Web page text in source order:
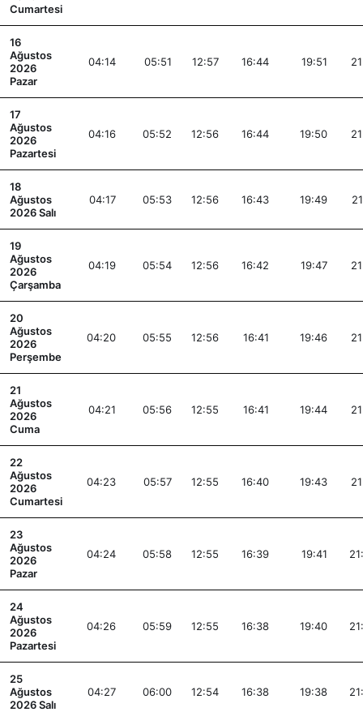
Cumartesi
16
Ağustos
2026
Pazar
04:14 05:51 12:57 16:44 19:51
17
Ağustos
2026
Pazartesi
04:16 05:52 12:56 16:44 19:50
18
Ağustos
2026 Salı
04:17 05:53 12:56 16:43 19:49
19
Ağustos
2026
Çarşamba
04:19 05:54 12:56 16:42 19:47
20
Ağustos
2026
Perşembe
04:20 05:55 12:56 16:41 19:46
21
Ağustos
2026
Cuma
04:21 05:56 12:55 16:41 19:44
22
Ağustos
2026
Cumartesi
04:23 05:57 12:55 16:40 19:43
23
Ağustos
2026
Pazar
04:24 05:58 12:55 16:39 19:41
24
Ağustos
2026
Pazartesi
04:26 05:59 12:55 16:38 19:40
25
Ağustos
2026 Salı
04:27 06:00 12:54 16:38 19:38